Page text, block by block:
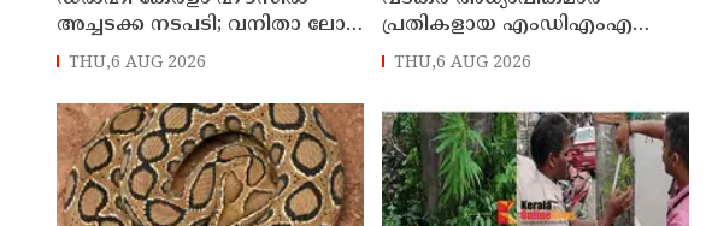
അച്ചടക്ക നടപടി; വനിതാ ലോ
ഓഫീസറെ തിരുവനന്തപുരത്തേക്ക്‌
സ്ഥലം മാറ്റി
THU,6 AUG 2026
പ്രതികളായ എംഡിഎംഎ
കേസ്, കീർത്തനയുടെ കസ്റ്റഡി
അപേക്ഷ ഇന്ന് പരിഗണിക്കും
THU,6 AUG 2026